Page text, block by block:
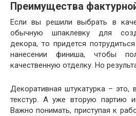
Преимущества
Если вы решили выбрать в
обычную шпаклевку для
декора, то придется
нанесении финиша, чтобы
качественную отделку. Но
Декоративная штукатурка – это,
текстур. А уже вторую партию
Важно понимать, приступая к